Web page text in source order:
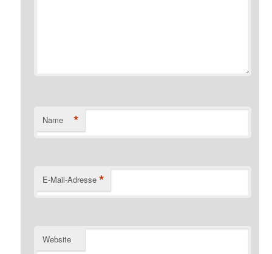
Name *
E-Mail-Adresse *
Website